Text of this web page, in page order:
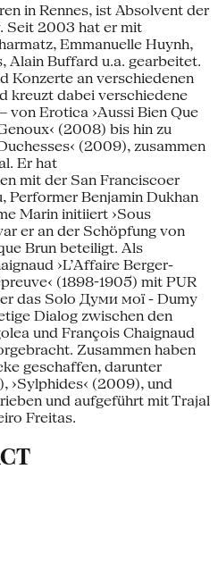
in Rennes, ist Absolvent der
Seit 2003 hat er mit
Emmanuelle Huynh,
Alain Buffard u.a. gearbeitet.
Konzerte an verschiedenen
kreuzt dabei verschiedene
von Erotica ›Aussi Bien Que
(2008) bis hin zu
(2009), zusammen
Er hat
mit der San Franciscoer
Performer Benjamin Dukhan
Marin initiiert ›Sous
er an der Schöpfung von
Brun beteiligt. Als
›L’Affaire Berger-
(1898-1905) mit PUR
das Solo Думи мої - Dumy
Dialog zwischen den
und François Chaignaud
Zusammen haben
geschaffen, darunter
›Sylphides‹ (2009), und
und aufgeführt mit Trajal
Freitas.